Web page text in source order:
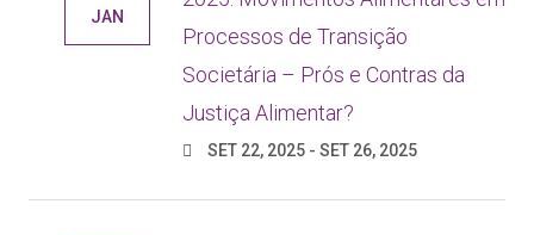
JAN
Processos de Transição
Societária – Prós e Contras da
Justiça Alimentar?
SET 22, 2025 - SET 26, 2025